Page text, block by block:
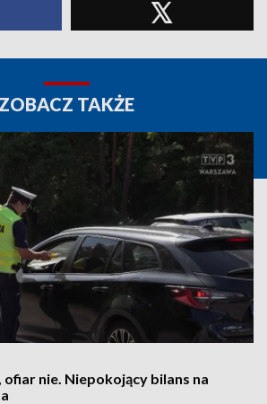
ZOBACZ TAKŻE
nie. Niepokojący bilans na